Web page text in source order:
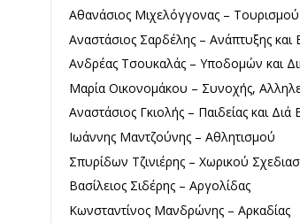
Αθανάσιος Μιχελόγγονας – Τουρισμού
Αναστάσιος Σαρδέλης – Ανάπτυξης και
Ανδρέας Τσουκαλάς – Υποδομών και
Μαρία Οικονομάκου – Συνοχής,
Αναστάσιος Γκιολής – Παιδείας και
Ιωάννης Μαντζούνης – Αθλητισμού
Σπυρίδων Τζινιέρης – Χωρικού
Βασίλειος Σιδέρης – Αργολίδας
Κωνσταντίνος Μανδρώνης – Αρκαδίας